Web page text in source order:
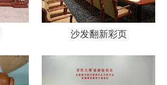
沙发翻新彩页